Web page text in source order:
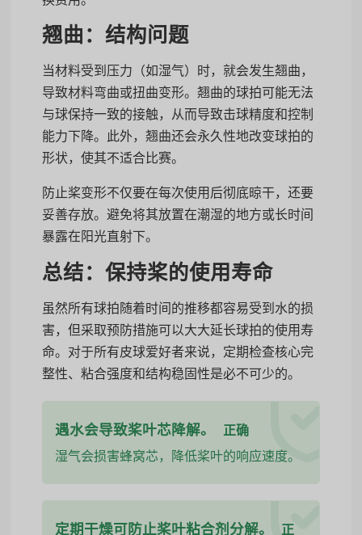
翘曲：结构问题
当材料受到压力（如湿气）时，就会发生翘曲，
导致材料弯曲或扭曲变形。翘曲的球拍可能无法
与球保持一致的接触，从而导致击球精度和控制
能力下降。此外，翘曲还会永久性地改变球拍的
形状，使其不适合比赛。
防止桨变形不仅要在每次使用后彻底晾干，还要
妥善存放。避免将其放置在潮湿的地方或长时间
暴露在阳光直射下。
总结：保持桨的使用寿命
虽然所有球拍随着时间的推移都容易受到水的损
害，但采取预防措施可以大大延长球拍的使用寿
命。对于所有皮球爱好者来说，定期检查核心完
整性、粘合强度和结构稳固性是必不可少的。
遇水会导致桨叶芯降解。
正确
湿气会损害蜂窝芯，降低桨叶的响应速度。
定期干燥可防止桨叶粘合剂分解。 正